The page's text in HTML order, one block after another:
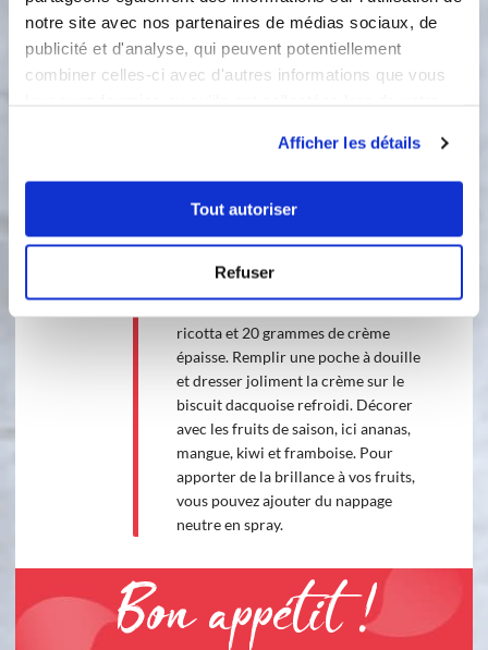
notre site avec nos partenaires de médias sociaux, de
publicité et d'analyse, qui peuvent potentiellement
combiner celles-ci avec d'autres informations que vous
Afficher les détails
Tout autoriser
Refuser
2
Étape 2 Préparation de la crème
pâtissière à la ricotta : Mettre la
robot verser le lait, 50 gr de farine, les
90° vitesse 4. Ajouter la gélatine
essorée. Verser dans un cul de poule
et filmer au contact jusqu'à
refroidissement. Une fois la crème
ricotta et 20 grammes de crème
épaisse. Remplir une poche à douille
et dresser joliment la crème sur le
biscuit dacquoise refroidi. Décorer
avec les fruits de saison, ici ananas,
mangue, kiwi et framboise. Pour
apporter de la brillance à vos fruits,
vous pouvez ajouter du nappage
neutre en spray.
Bon appétit !